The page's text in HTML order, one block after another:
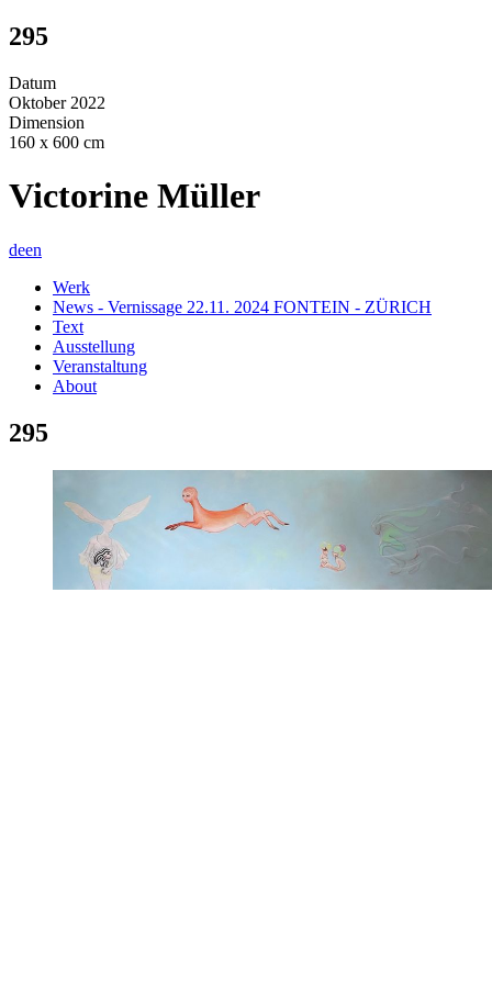
295
Datum
Oktober 2022
Dimension
160 x 600 cm
Victorine Müller
deen
Werk
News - Vernissage 22.11. 2024 FONTEIN - ZÜRICH
Text
Ausstellung
Veranstaltung
About
295